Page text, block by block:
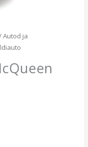
Autod ja